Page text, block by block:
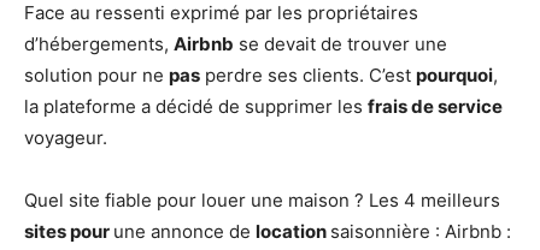
Face au ressenti exprimé par les propriétaires
d’hébergements, Airbnb se devait de trouver une
solution pour ne pas perdre ses clients. C’est pourquoi,
la plateforme a décidé de supprimer les frais de service
voyageur.
Quel site fiable pour louer une maison ? Les 4 meilleurs
sites pour une annonce de location saisonnière : Airbnb :